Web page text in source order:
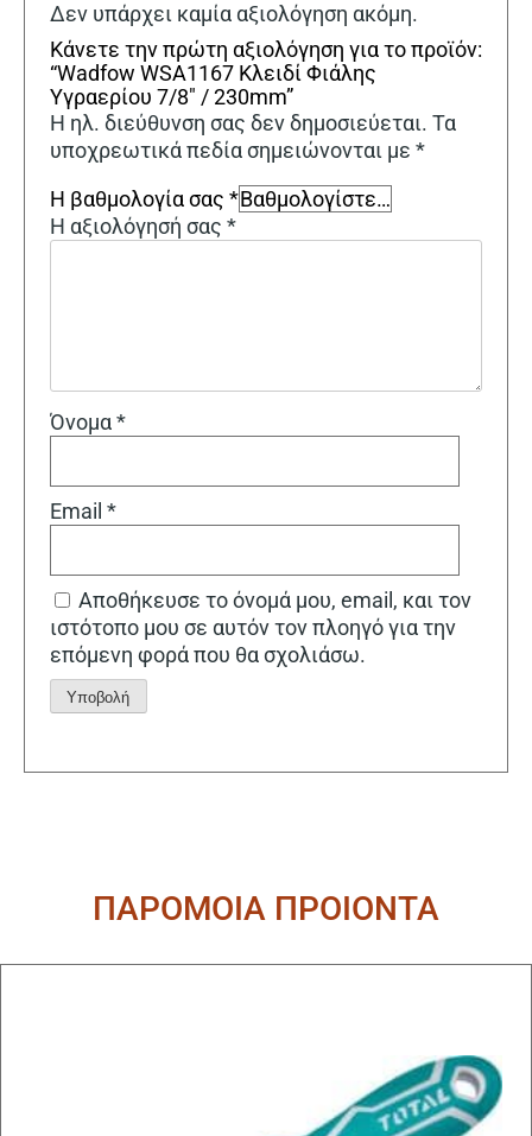
Δεν υπάρχει καμία αξιολόγηση ακόμη.
Κάνετε την πρώτη αξιολόγηση για το προϊόν:
“Wadfow WSA1167 Κλειδί Φιάλης
Υγραερίου 7/8″ / 230mm”
Η ηλ. διεύθυνση σας δεν δημοσιεύεται. Τα
υποχρεωτικά πεδία σημειώνονται με *
Η βαθμολογία σας *
Η αξιολόγησή σας *
Όνομα*
Email *
Αποθήκευσε το όνομά μου, email, και τον
ιστότοπο μου σε αυτόν τον πλοηγό για την
επόμενη φορά που θα σχολιάσω.
ΠΑΡΟΜΟΙΑ ΠΡΟΙΟΝΤΑ